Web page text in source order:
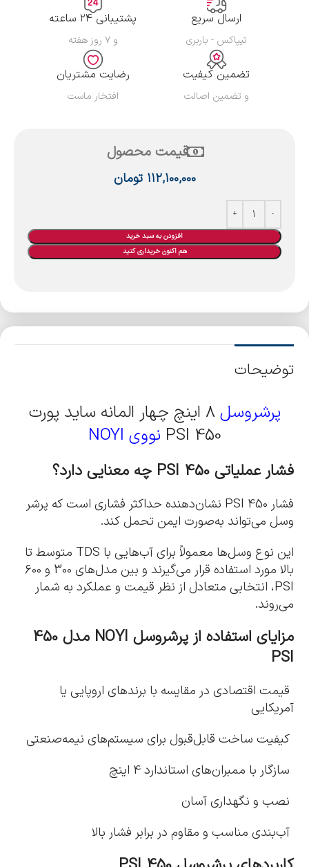
ارسال سریع
تیپاکس - باربری
پشتیبانی ۲۴ ساعته
و ۷ روز هفته
تضمین کیفیت
و تضمین اصالت
رضایت مشتریان
افتخار ماست
قیمت محصول
۱۱۲,۱۰۰,۰۰۰ تومان
افزودن به سبد خرید
هم اکنون خریداری کنید
توضیحات
پرشروسل
8 اینچ چهار المانه ساید پورت
450 PSI
نووی NOYI
فشار عملیاتی 450 PSI چه معنایی دارد؟
فشار 450 PSI نشان‌دهنده حداکثر فشاری است که پرشر
وسل می‌تواند به‌صورت ایمن تحمل کند.
این نوع وسل‌ها معمولاً برای آب‌هایی با TDS متوسط تا
بالا مورد استفاده قرار می‌گیرند و بین مدل‌های 300 و 600
PSI، انتخابی متعادل از نظر قیمت و عملکرد به شمار
می‌روند.
مزایای استفاده از پرشروسل NOYI مدل 450
PSI
قیمت اقتصادی در مقایسه با برندهای اروپایی یا
آمریکایی
کیفیت ساخت قابل‌قبول برای سیستم‌های نیمه‌صنعتی
سازگار با ممبران‌های استاندارد 4 اینچ
نصب و نگهداری آسان
آب‌بندی مناسب و مقاوم در برابر فشار بالا